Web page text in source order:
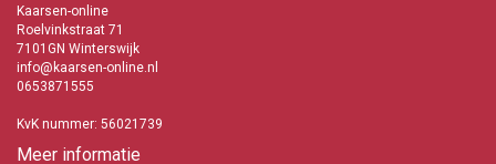
november plaatst om teleurstellingen te voorkomen. Immers er
bestaat, door de populariteit van deze kaarsen, altijd een mogelijkheid
dat de kaarsen niet meer leverbaar zijn.
Bolsius Metallic kaarsen
Snelle levering
Ook voor de Feestdagen in december
Kaarsen-online
Roelvinkstraat 71
7101GN Winterswijk
info@kaarsen-online.nl
0653871555
KvK nummer: 56021739
Meer informatie